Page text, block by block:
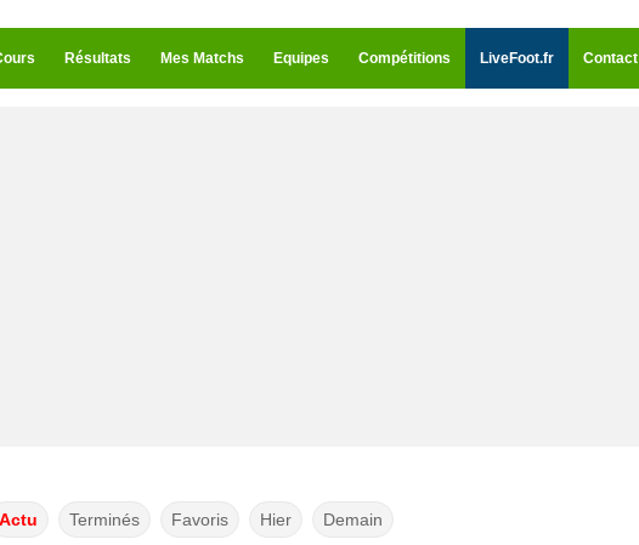
Résultats Mes Matchs Equipes Compétitions LiveFoot.fr Contact
Actu Terminés Favoris Hier Demain